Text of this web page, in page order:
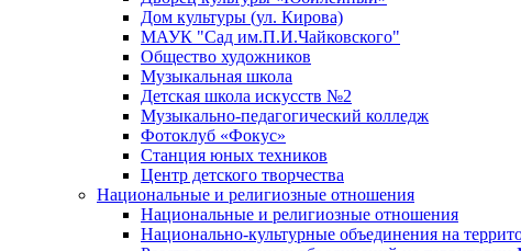
Дом культуры (ул. Кирова)
МАУК "Сад им.П.И.Чайковского"
Общество художников
Музыкальная школа
Детская школа искусств №2
Музыкально-педагогический колледж
Фотоклуб «Фокус»
Станция юных техников
Центр детского творчества
Национальные и религиозные отношения
Национальные и религиозные отношения
Национально-культурные объединения на